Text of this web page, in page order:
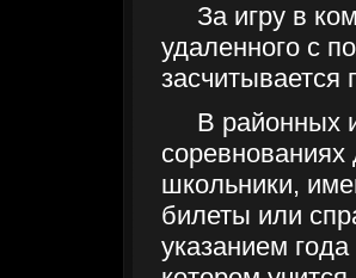
За игру в
удаленного с
засчитывается
В районных
соревнованиях
школьники,
билеты или
указанием